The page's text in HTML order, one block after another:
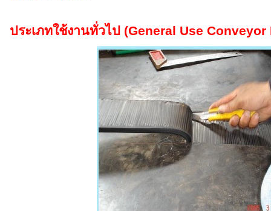
ประเภทใช้งานทั่วไป (General Use Conveyor